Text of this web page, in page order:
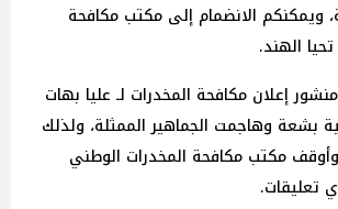
ويمكنكم الانضمام إلى مكتب مكافحة
الهند.
إعلان مكافحة المخدرات لـ عليا بهات
بشعة وهاجمت الجماهير الممثلة، ولذلك
مكتب مكافحة المخدرات الوطني
تعليقات.